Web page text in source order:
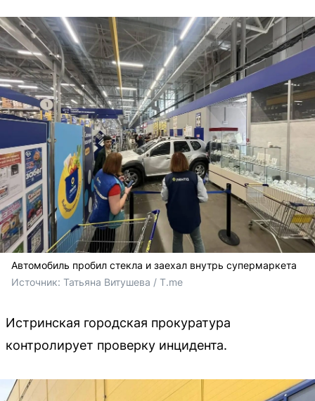
Автомобиль пробил стекла и заехал внутрь супермаркета
Источник: Татьяна Витушева / T.me
Истринская городская прокуратура
контролирует проверку инцидента.